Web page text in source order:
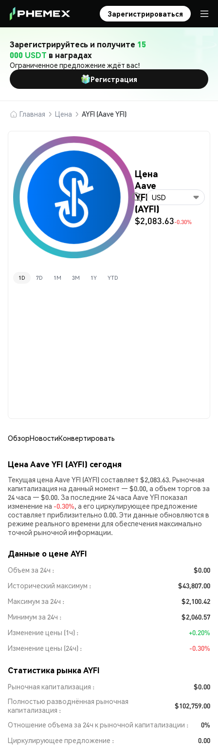
Зарегистрироваться
Зарегистрируйтесь и получите 15
000 USDT в наградах
Ограниченное предложение ждёт вас!
Регистрация
Главная Цена AYFI (Aave YFI)
Цена
Aave
YFI
(AYFI)
$2,083.63-0.30%
USD
1D 7D 1M 3M 1Y YTD
ОбзорНовостиКонвертировать
Цена Aave YFI (AYFI) сегодня
Текущая цена Aave YFI (AYFI) составляет $2,083.63. Рыночная
капитализация на данный момент — $0.00, а объем торгов за
24 часа — $0.00. За последние 24 часа Aave YFI показал
изменение на -0.30%, а его циркулирующее предложение
составляет приблизительно 0.00. Эти данные обновляются в
режиме реального времени для обеспечения максимально
точной рыночной информации.
Данные о цене AYFI
Объем за 24ч
$0.00
Исторический максимум
$43,807.00
Максимум за 24ч
$2,100.42
Минимум за 24ч
$2,060.57
Изменение цены (1ч)
+0.20%
Изменение цены (24ч)
-0.30%
Статистика рынка AYFI
Рыночная капитализация
$0.00
Полностью разводнённая рыночная
капитализация
$102,759.00
Отношение объема за 24ч к рыночной капитализации
0%
Циркулирующее предложение
0.00